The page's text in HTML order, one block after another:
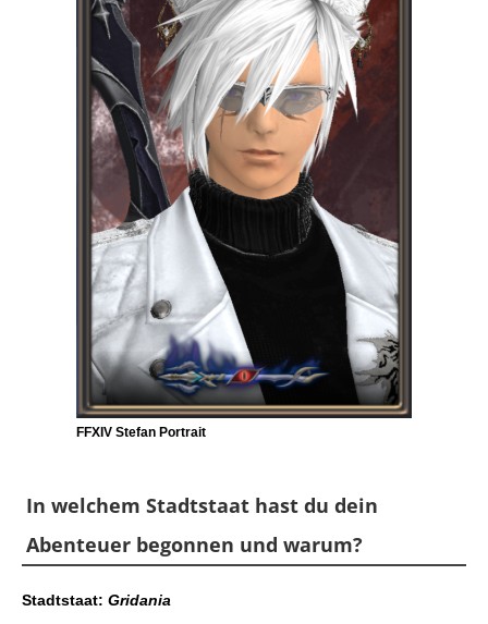
FFXIV Stefan Portrait
In welchem Stadtstaat hast du dein
Abenteuer begonnen und warum?
Stadtstaat: Gridania